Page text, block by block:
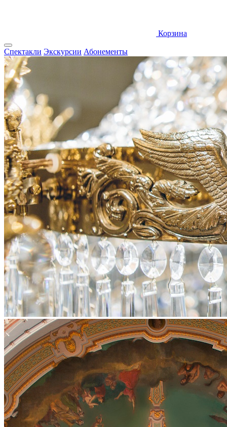
Корзина
Спектакли Экскурсии Абонементы